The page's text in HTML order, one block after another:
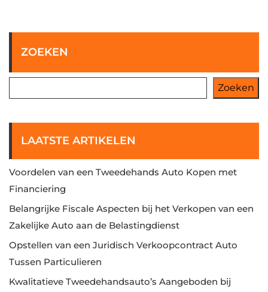
ZOEKEN
Zoeken
LAATSTE ARTIKELEN
Voordelen van een Tweedehands Auto Kopen met
Financiering
Belangrijke Fiscale Aspecten bij het Verkopen van een
Zakelijke Auto aan de Belastingdienst
Opstellen van een Juridisch Verkoopcontract Auto
Tussen Particulieren
Kwalitatieve Tweedehandsauto’s Aangeboden bij